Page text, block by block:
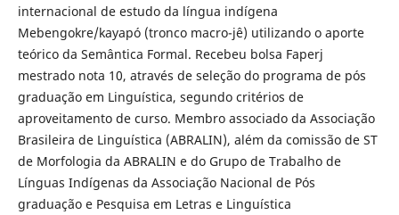
internacional de estudo da língua indígena
Mebengokre/kayapó (tronco macro-jê) utilizando o aporte
teórico da Semântica Formal. Recebeu bolsa Faperj
mestrado nota 10, através de seleção do programa de pós
graduação em Linguística, segundo critérios de
aproveitamento de curso. Membro associado da Associação
Brasileira de Linguística (ABRALIN), além da comissão de ST
de Morfologia da ABRALIN e do Grupo de Trabalho de
Línguas Indígenas da Associação Nacional de Pós
graduação e Pesquisa em Letras e Linguística